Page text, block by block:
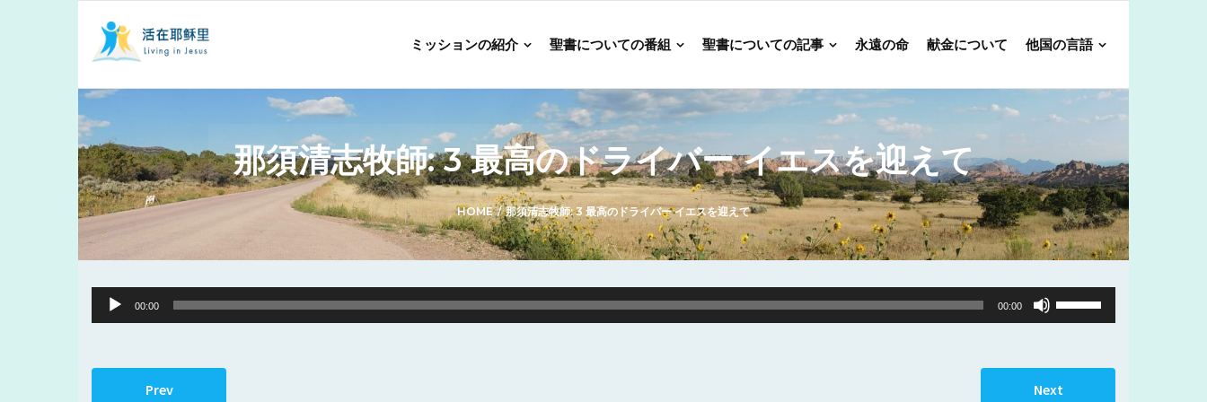
ミッションの紹介 聖書についての番組 聖書についての記事 永遠の命 献金について 他国の言語
那須清志牧師: 3 最高のドライバー イエスを迎えて
HOME/那須清志牧師: 3 最高のドライバー イエスを迎えて
Audio
Player
00:00 00:00
Use
Up/Down
to
Prev Next